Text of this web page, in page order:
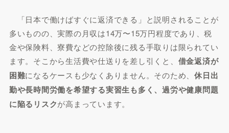
「日本で働けばすぐに返済できる」と説明されることが
多いものの、実際の月収は14万〜15万円程度であり、税
金や保険料、寮費などの控除後に残る手取りは限られてい
ます。そこから生活費や仕送りを差し引くと、 借金返済が
困難になるケースも少なくありません。そのため、休日出
勤や長時間労働を希望する実習生も多く、過労や健康問題
に陥るリスクが高まっています。